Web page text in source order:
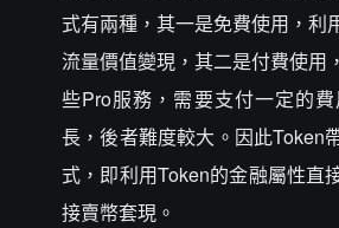
式有兩種，其一是免費使用，利
流量價值變現，其二是付費使用
些Pro服務，需要支付一定的
長，後者難度較大。因此Token
式，即利用Token的金融屬性直
接賣幣套現。